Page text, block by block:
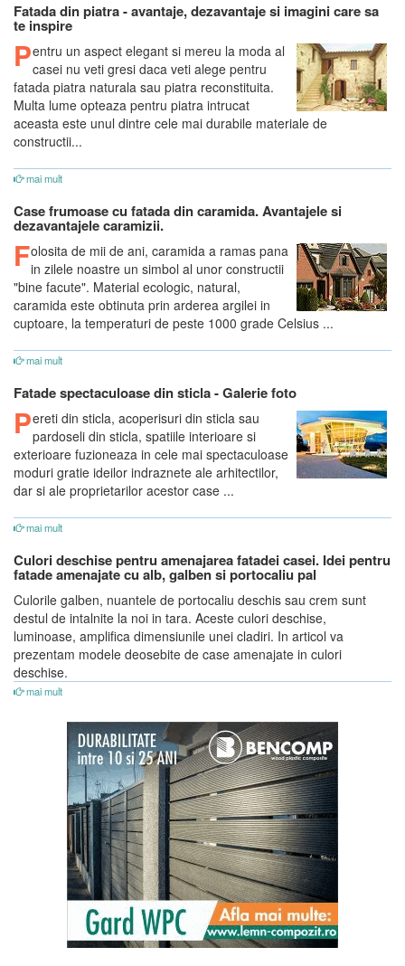
Fatada din piatra - avantaje, dezavantaje si imagini care sa
te inspire
Pentru un aspect elegant si mereu la moda al
casei nu veti gresi daca veti alege pentru
fatada piatra naturala sau piatra reconstituita.
Multa lume opteaza pentru piatra intrucat
aceasta este unul dintre cele mai durabile materiale de
constructii...
mai mult
Case frumoase cu fatada din caramida. Avantajele si
dezavantajele caramizii.
Folosita de mii de ani, caramida a ramas pana
in zilele noastre un simbol al unor constructii
"bine facute". Material ecologic, natural,
caramida este obtinuta prin arderea argilei in
cuptoare, la temperaturi de peste 1000 grade Celsius ...
mai mult
Fatade spectaculoase din sticla - Galerie foto
Pereti din sticla, acoperisuri din sticla sau
pardoseli din sticla, spatiile interioare si
exterioare fuzioneaza in cele mai spectaculoase
moduri gratie ideilor indraznete ale arhitectilor,
dar si ale proprietarilor acestor case ...
mai mult
Culori deschise pentru amenajarea fatadei casei. Idei pentru
fatade amenajate cu alb, galben si portocaliu pal
Culorile galben, nuantele de portocaliu deschis sau crem sunt
destul de intalnite la noi in tara. Aceste culori deschise,
luminoase, amplifica dimensiunile unei cladiri. In articol va
prezentam modele deosebite de case amenajate in culori
deschise.
mai mult